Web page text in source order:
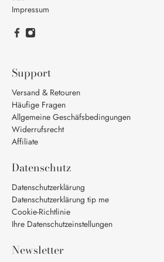
Impressum
Support
Versand & Retouren
Häufige Fragen
Allgemeine Geschäfsbedingungen
Widerrufsrecht
Affiliate
Datenschutz
Datenschutzerklärung
Datenschutzerklärung tip me
Cookie-Richtlinie
Ihre Datenschutzeinstellungen
Newsletter